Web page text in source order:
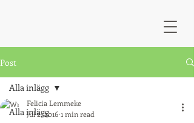
Post
Alla inlägg
Alla inlägg
Felicia Lemmeke
Jul 2, 2016 1 min read